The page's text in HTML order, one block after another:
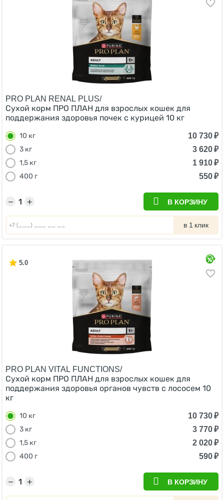
PRO PLAN RENAL PLUS/
Сухой корм ПРО ПЛАН для взрослых кошек для
поддержания здоровья почек с курицей 10 кг
10 кг 10 730₽
3 кг
3 620₽
1,5 кг
1 910₽
400 г
550₽
+
− В КОРЗИНУ
в 1 клик
5.0
PRO PLAN VITAL FUNCTIONS/
Сухой корм ПРО ПЛАН для взрослых кошек для
поддержания здоровья органов чувств с лососем 10
кг
10 кг 10 730₽
3 кг
3 770₽
1,5 кг
2 020₽
400 г
590₽
+
− В КОРЗИНУ